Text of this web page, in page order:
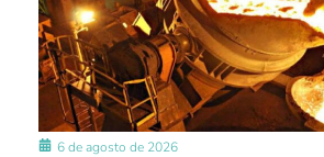
6 de agosto de 2026